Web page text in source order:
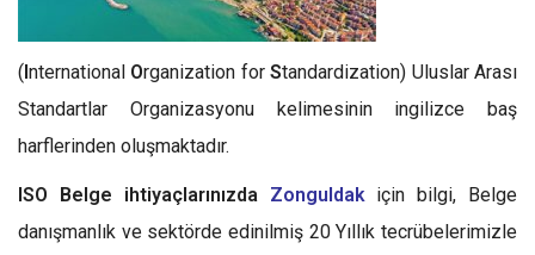
(International Organization forStandardization) Uluslar Arası
Standartlar Organizasyonu kelimesinin ingilizce baş
harflerinden oluşmaktadır.
ISO Belge ihtiyaçlarınızda Zonguldak için bilgi, Belge
danışmanlık ve sektörde edinilmiş 20 Yıllık tecrübelerimizle